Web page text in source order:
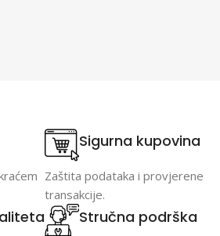
Sigurna kupovina
Zaštita podataka i provjerene
transakcije.
Stručna podrška